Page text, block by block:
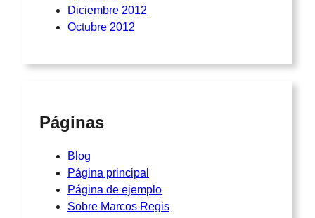
Diciembre 2012
Octubre 2012
Páginas
Blog
Página principal
Página de ejemplo
Sobre Marcos Regis